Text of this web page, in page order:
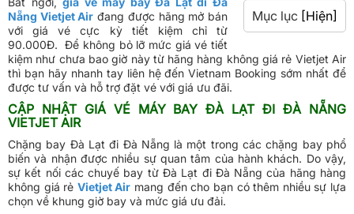
Mục lục [Hiện]
Nẵng Vietjet Air đang được hãng mở bán
với giá vé cực kỳ tiết kiệm chỉ từ
90.000Đ. Để không bỏ lỡ mức giá vé tiết
kiệm như chưa bao giờ này từ hãng hàng không giá rẻ Vietjet Air
thì bạn hãy nhanh tay liên hệ đến Vietnam Booking sớm nhất để
được tư vấn và hỗ trợ đặt vé với giá ưu đãi.
CẬP NHẬT GIÁ VÉ MÁY BAY ĐÀ LẠT ĐI ĐÀ NẴNG
VIETJET AIR
Chặng bay Đà Lạt đi Đà Nẵng là một trong các chặng bay phổ
biến và nhận được nhiều sự quan tâm của hành khách. Do vậy,
sự kết nối các chuyế bay từ Đà Lạt đi Đà Nẵng của hãng hàng
không giá rẻ Vietjet Air mang đến cho bạn có thêm nhiều sự lựa
chọn về khung giờ bay và mức giá ưu đải.